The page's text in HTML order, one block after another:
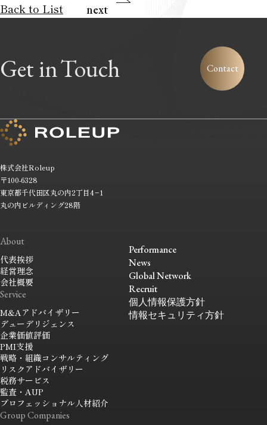
Back to List next
Get inTouch Contact
株式会社Roleup
〒100-6328
東京都千代田区丸の内2丁目4−1
丸の内ビルディング28階
About
代表挨拶
経営理念
会社概要
Service
M&Aアドバイザリー
デューデリジェンス
企業価値評価
PMI支援
戦略・組織コンサルティング
リスクアドバイザリー
税務サービス
監査・AUP
プロフェッショナル人材紹介
Group Companies
Performance
News
Global Network
Recruit
個人情報保護方針
情報セキュリティ方針